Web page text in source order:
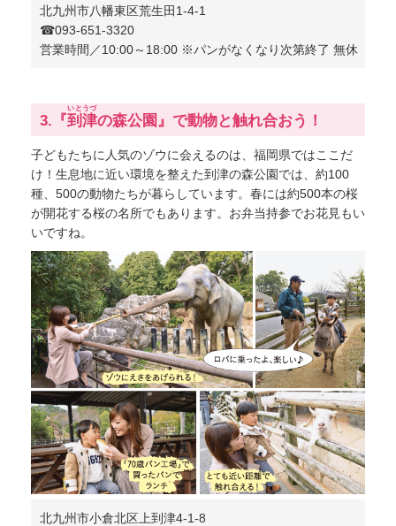
北九州市八幡東区荒生田1-4-1
☎︎093-651-3320
営業時間／10:00～18:00 ※パンがなくなり次第終了 無休
3.『到津
いとうづ
の森公園』で動物と触れ合おう！
子どもたちに人気のゾウに会えるのは、福岡県ではここだ
け！生息地に近い環境を整えた到津の森公園では、約100
種、500の動物たちが暮らしています。春には約500本の桜
が開花する桜の名所でもあります。お弁当持参でお花見もい
いですね。
北九州市小倉北区上到津4-1-8